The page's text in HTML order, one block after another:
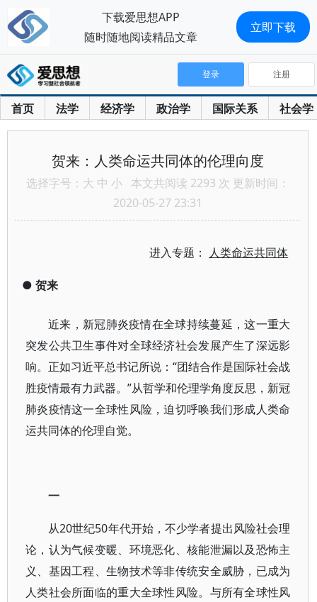
首页 法学 经济学 政治学 国际关系 社会学
登录 注册
贺来：人类命运共同体的伦理向度
选择字号： 大 中 小 本文共阅读 2293 次 更新时间：
2020-05-27 23:31
进入专题： 人类命运共同体
● 贺来
近来，新冠肺炎疫情在全球持续蔓延，这一重大
突发公共卫生事件对全球经济社会发展产生了深远影
响。正如习近平总书记所说：“团结合作是国际社会战
胜疫情最有力武器。”从哲学和伦理学角度反思，新冠
肺炎疫情这一全球性风险，迫切呼唤我们形成人类命
运共同体的伦理自觉。
一
从20世纪50年代开始，不少学者提出风险社会理
论，认为气候变暖、环境恶化、核能泄漏以及恐怖主
义、基因工程、生物技术等非传统安全威胁，已成为
人类社会所面临的重大全球性风险。与所有全球性风
下载爱思想APP
随时随地阅读精品文章
立即下载